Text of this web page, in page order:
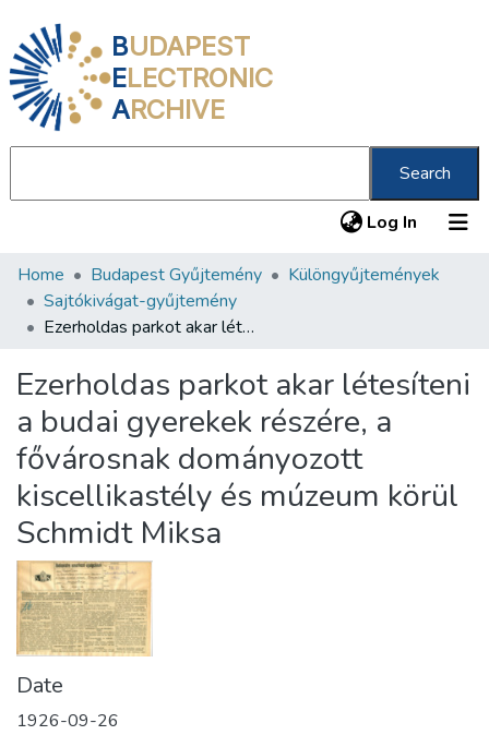
BUDAPEST
ELECTRONIC
ARCHIVE
Search
Log In (current)
Communities & Collections
All of DSpace
About us
Home Budapest Gyűjtemény
Különgyűjtemények
Sajtókivágat-gyűjtemény
Ezerholdas parkot akar létesíteni a budai gyerekek részére, a fővárosnak dományozott kiscellikastély és múzeum körül Schmidt Miksa
Ezerholdas parkot akar létesíteni
a budai gyerekek részére, a
fővárosnak dományozott
kiscellikastély és múzeum körül
Schmidt Miksa
Date
1926-09-26